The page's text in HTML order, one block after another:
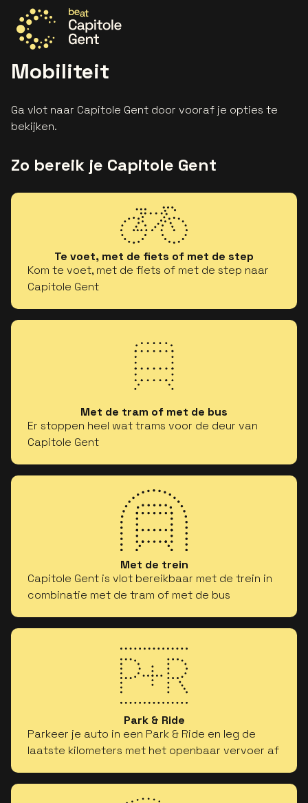
Mobiliteit
Ga vlot naar Capitole Gent door vooraf je opties te
bekijken.
Zo bereik je Capitole Gent
Te voet, met de fiets of met de step
Kom te voet, met de fiets of met de step naar
Capitole Gent
Met de tram of met de bus
Er stoppen heel wat trams voor de deur van
Capitole Gent
Met de trein
Capitole Gent is vlot bereikbaar met de trein in
combinatie met de tram of met de bus
Park & Ride
Parkeer je auto in een Park & Ride en leg de
laatste kilometers met het openbaar vervoer af